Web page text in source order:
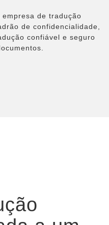
de tradução
de confidencialidade,
confiável e seguro